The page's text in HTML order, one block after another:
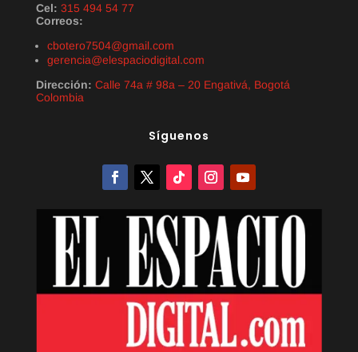
Cel: 315 494 54 77
Correos:
cbotero7504@gmail.com
gerencia@elespaciodigital.com
Dirección: Calle 74a # 98a – 20 Engativá, Bogotá
Colombia
Síguenos